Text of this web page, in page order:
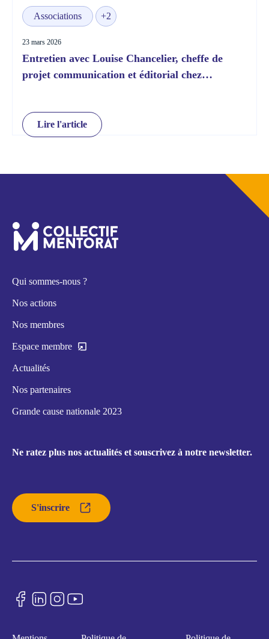
Associations +2
23 mars 2026
Entretien avec Louise Chancelier, cheffe de
projet communication et éditorial chez
Lire l'article
Qui sommes-nous ?
Nos actions
Nos membres
Espace membre
Actualités
Nos partenaires
Grande cause nationale 2023
Ne ratez plus nos actualités et souscrivez à notre newsletter.
S'inscrire